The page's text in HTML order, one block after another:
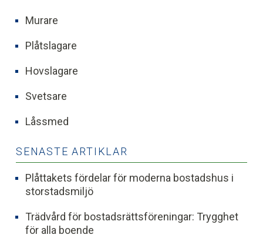
Murare
Plåtslagare
Hovslagare
Svetsare
Låssmed
SENASTE ARTIKLAR
Plåttakets fördelar för moderna bostadshus i
storstadsmiljö
Trädvård för bostadsrättsföreningar: Trygghet
för alla boende